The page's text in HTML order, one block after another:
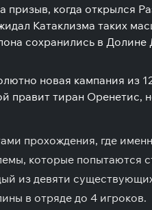
призыв, когда открылся
Катаклизма таких
сохранились в
новая кампания из
правит тиран
прохождения, где
которые попытаются
из девяти
в отряде до 4 игроков.